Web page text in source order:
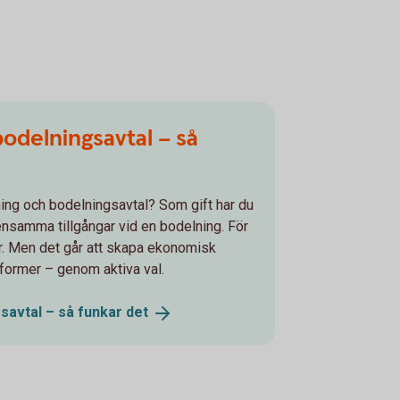
– så
och bodelningsavtal? Som gift har du
tillgångar vid en bodelning. För
Men det går att skapa ekonomisk
– genom aktiva val.
– så funkar det